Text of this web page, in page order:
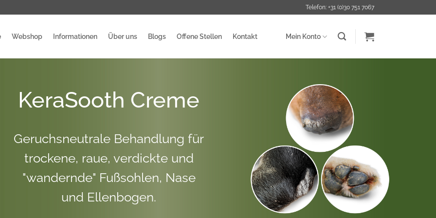
Telefon: +31 (0)30 751 7067
Webshop Informationen Über uns Blogs Offene Stellen Kontakt Mein Konto
KeraSooth Creme
Geruchsneutrale Behandlung für
trockene, raue, verdickte und
"wandernde" Fußsohlen, Nase
und Ellenbogen.